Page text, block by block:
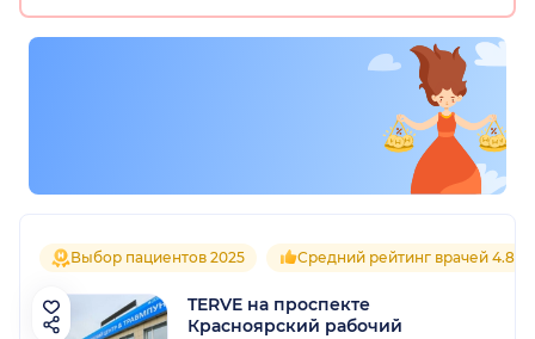
Выбор пациентов 2025 Средний рейтинг врачей 4.8
TERVE на проспекте
Красноярский рабочий